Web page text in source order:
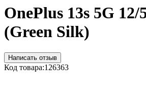
OnePlus 13s 5G 12/
(Green Silk)
Написать отзыв
Код товара:126363